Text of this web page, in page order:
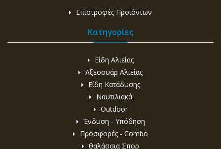
Επιστροφές Προϊόντων
Κατηγορίες
Είδη Αλιείας
Αξεσουάρ Αλιείας
Είδη Κατάδυσης
Ναυτιλιακά
Outdoor
Ένδυση - Υπόδηση
Προσφορές - Combo
θαλάσσια Σπορ